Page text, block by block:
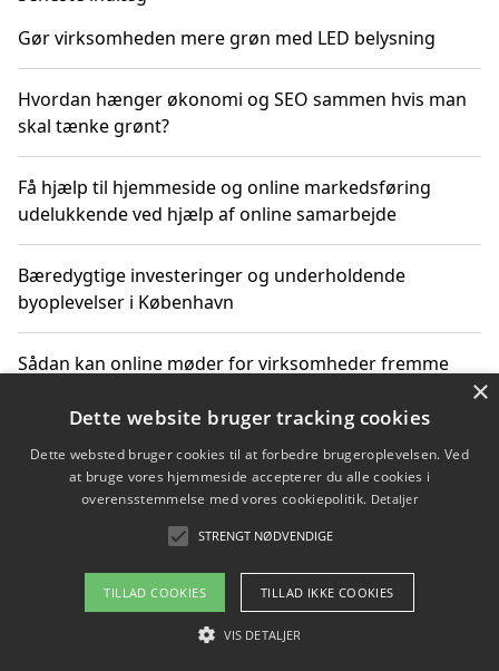
Gør virksomheden mere grøn med LED belysning
Hvordan hænger økonomi og SEO sammen hvis man
skal tænke grønt?
Få hjælp til hjemmeside og online markedsføring
udelukkende ved hjælp af online samarbejde
Bæredygtige investeringer og underholdende
byoplevelser i København
Sådan kan online møder for virksomheder fremme
Copyright 2026 - Pilanto Aps
Om / kontakt
×
Dette website bruger tracking cookies
Dette websted bruger cookies til at forbedre brugeroplevelsen. Ved
at bruge vores hjemmeside accepterer du alle cookies i
overensstemmelse med vores cookiepolitik. Detaljer
STRENGT NØDVENDIGE
TILLAD COOKIES TILLAD IKKE COOKIES
VIS DETALJER